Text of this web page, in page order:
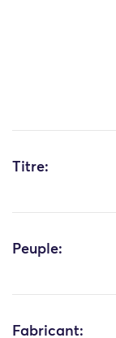
Titre:
Peuple:
Fabricant: